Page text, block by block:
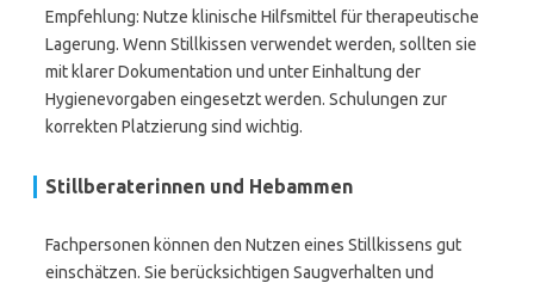
Empfehlung: Nutze klinische Hilfsmittel für therapeutische
Lagerung. Wenn Stillkissen verwendet werden, sollten sie
mit klarer Dokumentation und unter Einhaltung der
Hygienevorgaben eingesetzt werden. Schulungen zur
korrekten Platzierung sind wichtig.
Stillberaterinnen und Hebammen
Fachpersonen können den Nutzen eines Stillkissens gut
einschätzen. Sie berücksichtigen Saugverhalten und